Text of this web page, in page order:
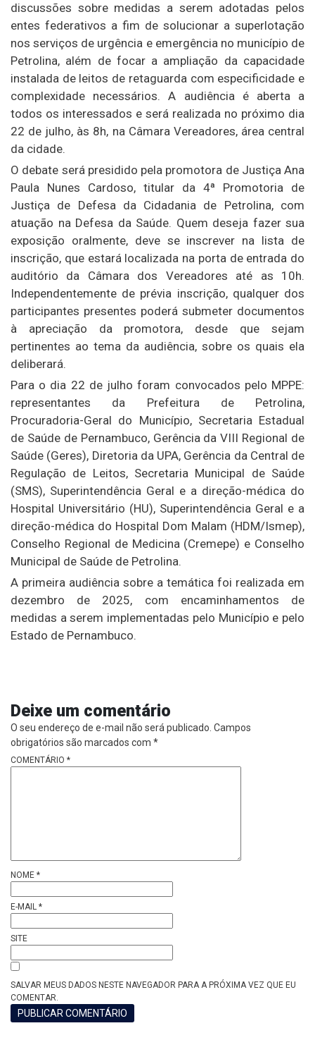
discussões sobre medidas a serem adotadas pelos
entes federativos a fim de solucionar a superlotação
nos serviços de urgência e emergência no município de
Petrolina, além de focar a ampliação da capacidade
instalada de leitos de retaguarda com especificidade e
complexidade necessários. A audiência é aberta a
todos os interessados e será realizada no próximo dia
22 de julho, às 8h, na Câmara Vereadores, área central
da cidade.
O debate será presidido pela promotora de Justiça Ana
Paula Nunes Cardoso, titular da 4ª Promotoria de
Justiça de Defesa da Cidadania de Petrolina, com
atuação na Defesa da Saúde. Quem deseja fazer sua
exposição oralmente, deve se inscrever na lista de
inscrição, que estará localizada na porta de entrada do
auditório da Câmara dos Vereadores até as 10h.
Independentemente de prévia inscrição, qualquer dos
participantes presentes poderá submeter documentos
à apreciação da promotora, desde que sejam
pertinentes ao tema da audiência, sobre os quais ela
deliberará.
Para o dia 22 de julho foram convocados pelo MPPE:
representantes da Prefeitura de Petrolina,
Procuradoria-Geral do Município, Secretaria Estadual
de Saúde de Pernambuco, Gerência da VIII Regional de
Saúde (Geres), Diretoria da UPA, Gerência da Central de
Regulação de Leitos, Secretaria Municipal de Saúde
(SMS), Superintendência Geral e a direção-médica do
Hospital Universitário (HU), Superintendência Geral e a
direção-médica do Hospital Dom Malam (HDM/Ismep),
Conselho Regional de Medicina (Cremepe) e Conselho
Municipal de Saúde de Petrolina.
A primeira audiência sobre a temática foi realizada em
dezembro de 2025, com encaminhamentos de
medidas a serem implementadas pelo Município e pelo
Estado de Pernambuco.
Deixe um comentário
O seu endereço de e-mail não será publicado. Campos
obrigatórios são marcados com *
COMENTÁRIO *
NOME *
E-MAIL *
SITE
SALVAR MEUS DADOS NESTE NAVEGADOR PARA A PRÓXIMA VEZ QUE EU
COMENTAR.